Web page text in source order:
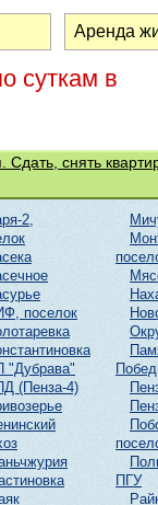
суткам в
Сдать, снять
2,
поселок
"Дубрава"
(Пенза-4)
ПГУ